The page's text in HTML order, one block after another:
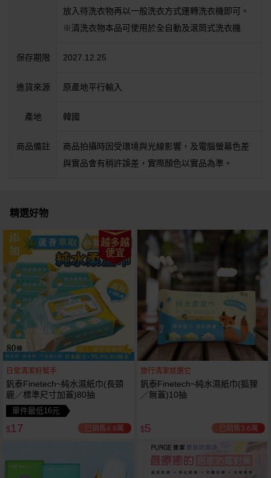
放入待洗衣物再以一般洗衣方式運轉洗衣機即可。
※清洗衣物本品可使用於全自動及滾筒式洗衣機
保存期限 2027.12.25
進貨來源 原產地平行輸入
產地 韓國
商品備註
商品拍攝時因受環境與光線影響，及電腦螢幕色差
與實品會有稍許誤差，實際顏色以實品為準。
精選好物
越多越
便宜
日常清潔好幫手
釩泰Finetech~純水濕紙巾(長頸
鹿／標準尺寸加蓋)80抽
單件最低16元
$17 已銷售4.9萬
旅行清潔就選它
釩泰Finetech~純水濕紙巾(狐狸
／無蓋)10抽
$5 已銷售3.6萬